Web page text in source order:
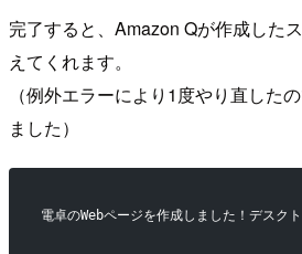
完了すると、Amazon Qが作成した
えてくれます。
（例外エラーにより1度やり直した
ました）
電卓のWebページを作成しました！デ